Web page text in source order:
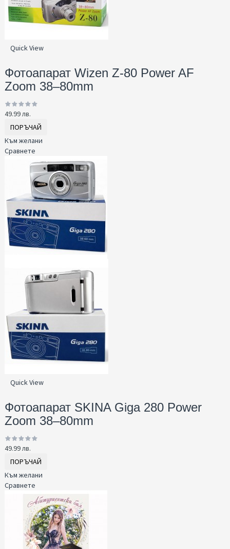
Quick View
Фотоапарат Wizen Z-80 Power AF
Zoom 38–80mm
49.99 лв.
ПОРЪЧАЙ
Към желани
Сравнете
Quick View
Фотоапарат SKINA Giga 280 Power
Zoom 38–80mm
49.99 лв.
ПОРЪЧАЙ
Към желани
Сравнете